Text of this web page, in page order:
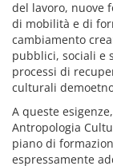
del lavoro, nuove
di mobilità e di
cambiamento
pubblici, sociali e
processi di
culturali
A queste
Antropologia
piano di
espressamente